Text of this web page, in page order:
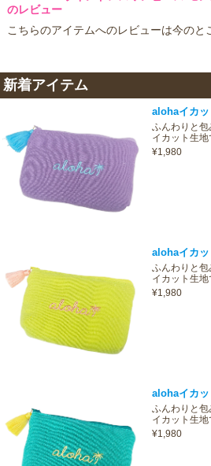
のレビュー
こちらのアイテムへのレビューは今のと
新着アイテム
alohaイカ
ふんわりと
イカット生地
¥1,980
alohaイカ
ふんわりと
イカット生
¥1,980
alohaイカ
ふんわりと
イカット生
¥1,980